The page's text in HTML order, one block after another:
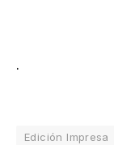
.
Edición Impresa